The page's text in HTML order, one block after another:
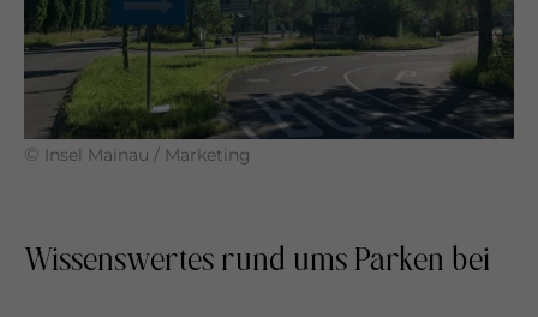
© Insel Mainau / Marketing
Wissenswertes rund ums Parken bei